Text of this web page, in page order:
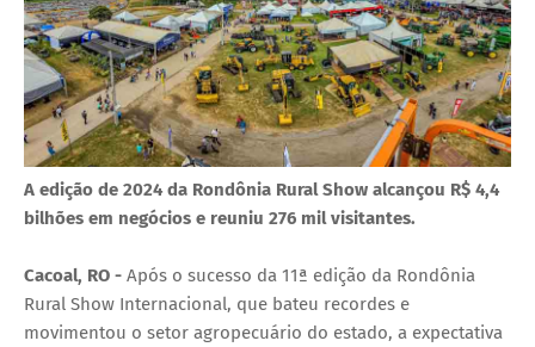
A edição de 2024 da Rondônia Rural Show alcançou R$ 4,4
bilhões em negócios e reuniu 276 mil visitantes.
Cacoal, RO - Após o sucesso da 11ª edição da Rondônia
Rural Show Internacional, que bateu recordes e
movimentou o setor agropecuário do estado, a expectativa